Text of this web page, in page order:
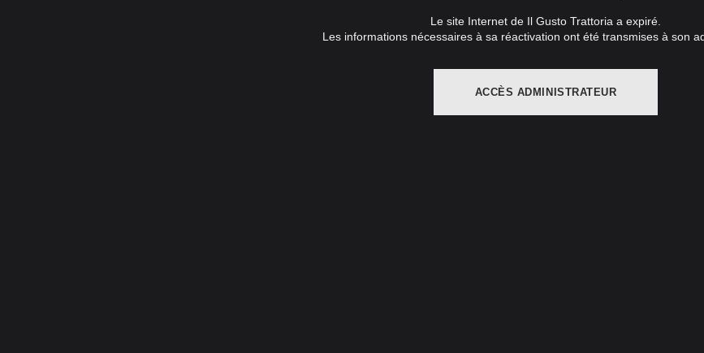
Le site Internet de Il Gusto Trattoria a expiré.
Les informations nécessaires à sa réactivation ont été transmises à son
ACCÈS ADMINISTRATEUR